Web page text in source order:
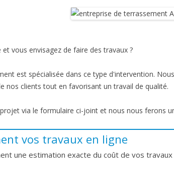
vous envisagez de faire des travaux ?
est spécialisée dans ce type d'intervention.
nos clients tout en favorisant un travail de qualité.
via le formulaire ci-joint et nous nous ferons
vos travaux en ligne
une estimation exacte du coût de vos